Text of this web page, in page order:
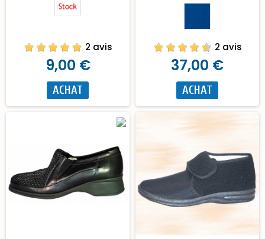
2 avis
9,00 €
ACHAT
2 avis
37,00 €
ACHAT